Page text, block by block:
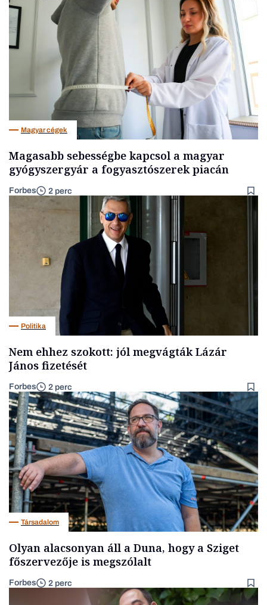
Magyar cégek
Magasabb sebességbe kapcsol a magyar
gyógyszergyár a fogyasztószerek piacán
Forbes 2 perc
Politika
Nem ehhez szokott: jól megvágták Lázár
János fizetését
Forbes 2 perc
Társadalom
Olyan alacsonyan áll a Duna, hogy a Sziget
főszervezője is megszólalt
Forbes 2 perc